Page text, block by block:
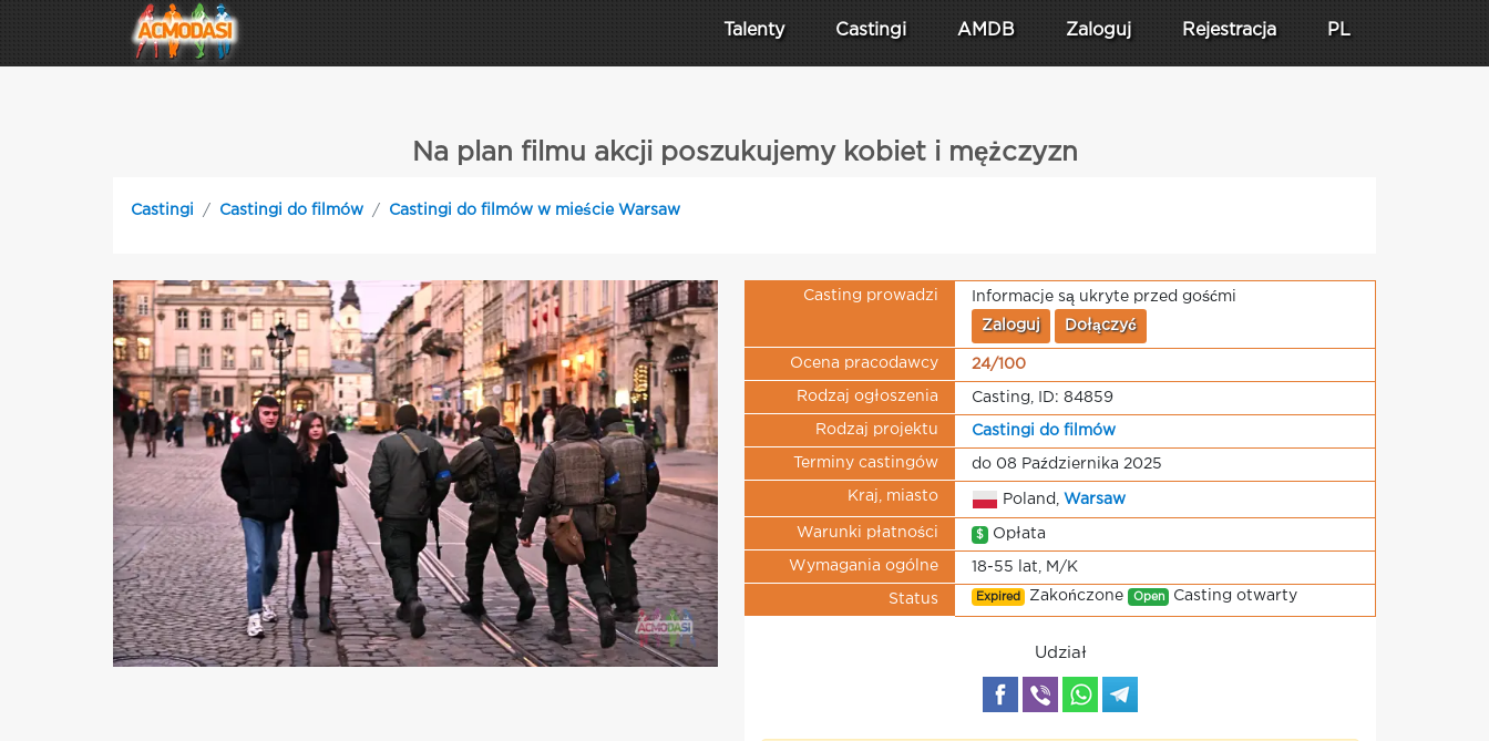
Talenty Castingi AMDB Zaloguj Rejestracja PL
Na plan filmu akcji poszukujemy kobiet i mężczyzn
Castingi Castingi do filmów Castingi do filmów w mieście Warsaw
Casting prowadzi Informacje są ukryte przed gośćmi
Zaloguj Dołączyć
Ocena pracodawcy 24/100
Rodzaj ogłoszenia Casting, ID: 84859
Rodzaj projektu Castingi do filmów
Terminy castingów do 08 Października 2025
Kraj, miasto Poland, Warsaw
Warunki płatności $ Opłata
Wymagania ogólne 18-55 lat, M/K
Status Expired Zakończone Open Casting otwarty
Udział